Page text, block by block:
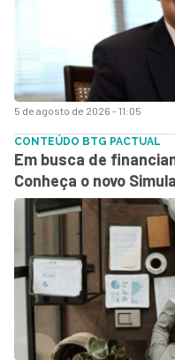
5 de agosto de 2026 - 11:05
CONTEÚDO BTG PACTUAL
Em busca de
Conheça o novo